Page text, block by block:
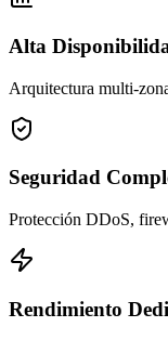
Alta
Arquitectura multi-
Seguridad
Protección DDoS,
Rendimiento